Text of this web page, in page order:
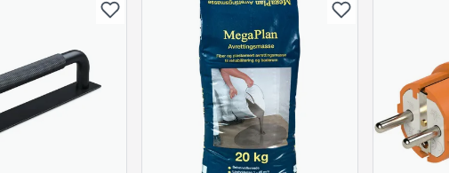
Skjule spørsmålet
SEND INN SPØRSMÅL